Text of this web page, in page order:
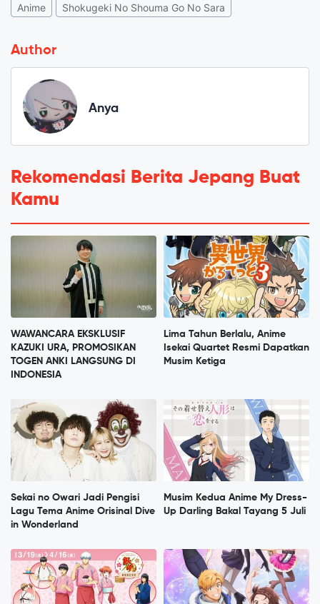
Anime Shokugeki No Shouma Go No Sara
Author
Anya
Rekomendasi Berita Jepang Buat
Kamu
WAWANCARA EKSKLUSIF
KAZUKI URA, PROMOSIKAN
TOGEN ANKI LANGSUNG DI
INDONESIA
Lima Tahun Berlalu, Anime
Isekai Quartet Resmi Dapatkan
Musim Ketiga
Sekai no Owari Jadi Pengisi
Lagu Tema Anime Orisinal Dive
in Wonderland
Musim Kedua Anime My Dress-
Up Darling Bakal Tayang 5 Juli